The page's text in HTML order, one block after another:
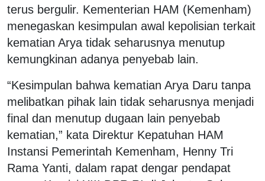
terus bergulir. Kementerian HAM (Kemenham)
menegaskan kesimpulan awal kepolisian terkait
kematian Arya tidak seharusnya menutup
kemungkinan adanya penyebab lain.
“Kesimpulan bahwa kematian Arya Daru tanpa
melibatkan pihak lain tidak seharusnya menjadi
final dan menutup dugaan lain penyebab
kematian,” kata Direktur Kepatuhan HAM
Instansi Pemerintah Kemenham, Henny Tri
Rama Yanti, dalam rapat dengar pendapat